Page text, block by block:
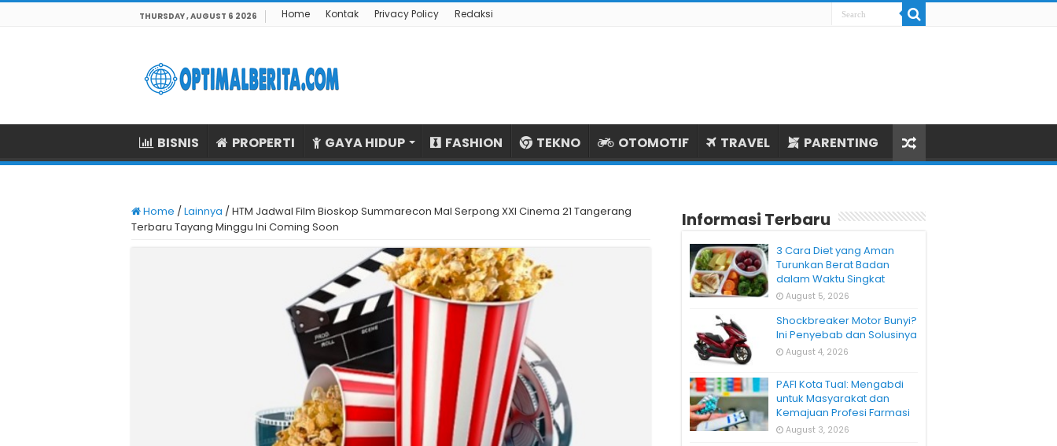
THURSDAY , AUGUST 6 2026 Home Kontak Privacy Policy Redaksi
BISNIS PROPERTI GAYA HIDUP FASHION TEKNO OTOMOTIF TRAVEL PARENTING
Home /Lainnya /HTM Jadwal Film Bioskop Summarecon Mal Serpong XXI Cinema 21 Tangerang
Terbaru Tayang Minggu Ini Coming Soon
Informasi Terbaru
3 Cara Diet yang Aman
Turunkan Berat Badan
dalam Waktu Singkat
August 5, 2026
Shockbreaker Motor Bunyi?
Ini Penyebab dan Solusinya
August 4, 2026
PAFI Kota Tual: Mengabdi
untuk Masyarakat dan
Kemajuan Profesi Farmasi
August 3, 2026